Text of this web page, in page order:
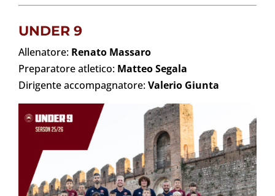
UNDER 9
Allenatore: Renato Massaro
Preparatore atletico: Matteo Segala
Dirigente accompagnatore:Valerio Giunta